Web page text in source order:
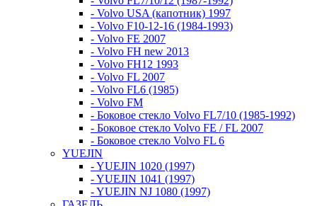
- Volvo USA (капотник) 1997
- Volvo F10-12-16 (1984-1993)
- Volvo FE 2007
- Volvo FH new 2013
- Volvo FH12 1993
- Volvo FL 2007
- Volvo FL6 (1985)
- Volvo FM
- Боковое стекло Volvo FL7/10 (1985-1992)
- Боковое стекло Volvo FE / FL 2007
- Боковое стекло Volvo FL 6
YUEJIN
- YUEJIN 1020 (1997)
- YUEJIN 1041 (1997)
- YUEJIN NJ 1080 (1997)